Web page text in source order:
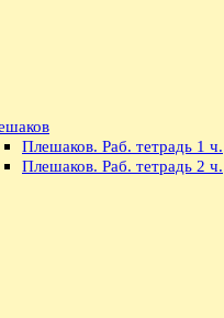
Плешаков. Раб. тетрадь 1 ч.
Плешаков. Раб. тетрадь 2 ч.